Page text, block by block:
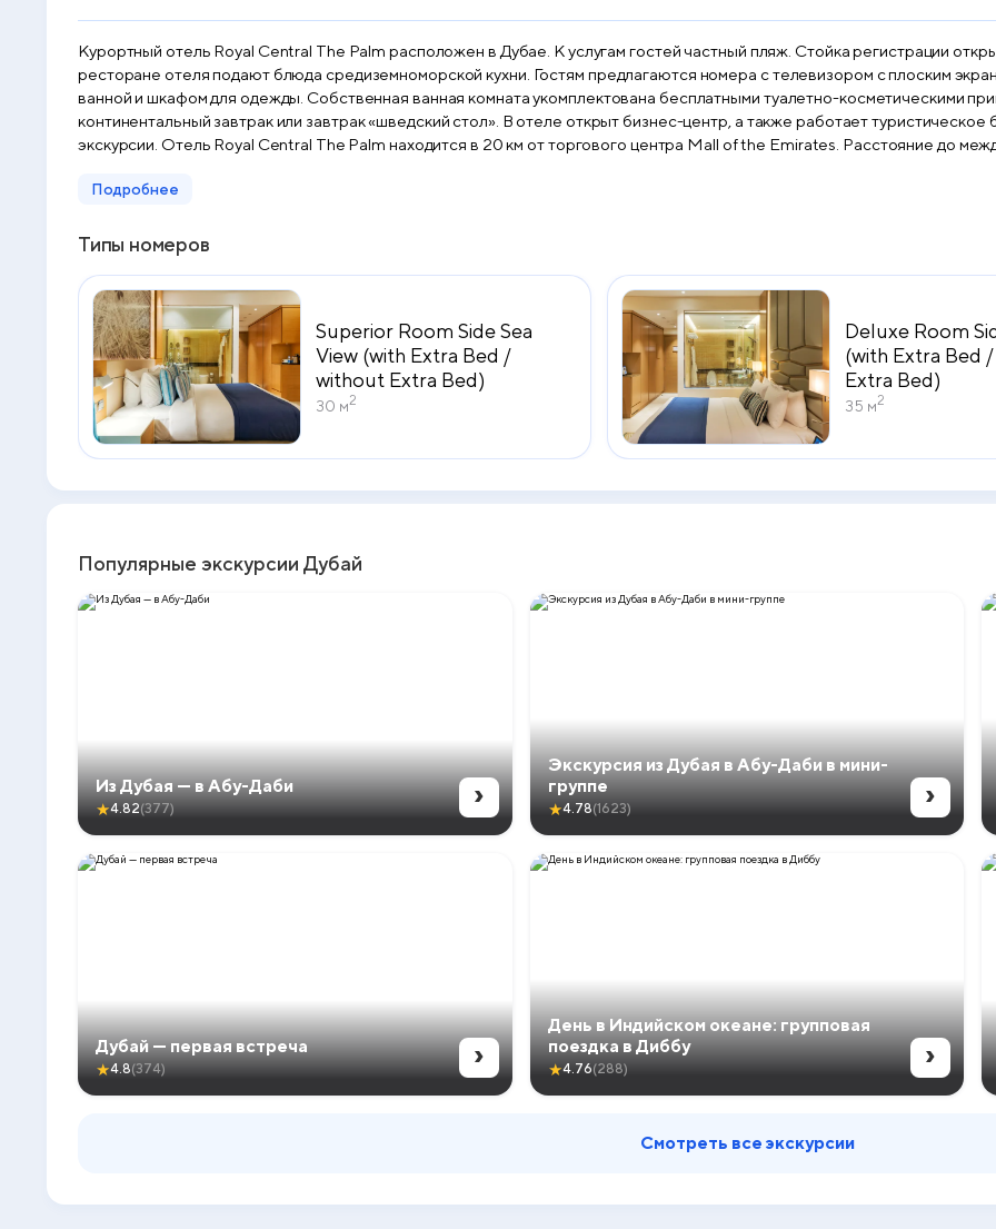
Курортный отель Royal Central The Palm расположен в Дубае. К услугам гостей частный пляж. Стойка регистрации
ресторане отеля подают блюда средиземноморской кухни. Гостям предлагаются номера с телевизором с плоским
ванной и шкафом для одежды. Собственная ванная комната укомплектована бесплатными туалетно-косметическими
континентальный завтрак или завтрак «шведский стол». В отеле открыт бизнес-центр, а также работает
экскурсии. Отель Royal Central The Palm находится в 20 км от торгового центра Mall of the Emirates. Расстояние до
Подробнее
Типы номеров
Superior Room Side Sea
View (with Extra Bed /
without Extra Bed)
30 м2
Deluxe Room
(with Extra Bed
Extra Bed)
35 м2
Популярные экскурсии Дубай
Из Дубая — в Абу-Даби
★4.82(377) ›
Экскурсия из Дубая в Абу-Даби в мини-
группе
★4.78(1623) ›
Дубай — первая встреча
★4.8(374) ›
День в Индийском океане: групповая
поездка в Диббу
★4.76(288) ›
Смотреть все экскурсии